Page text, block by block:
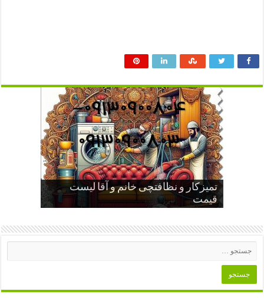
اهمیت نظافت و تمیزکاری منزل و تأثیر
آن بر سلامت و آرامش خانواده
تمیزکار و نظافتچی خانم و آقا لیست
قیمت
مراقبت از سالمند در منزل اصفهان